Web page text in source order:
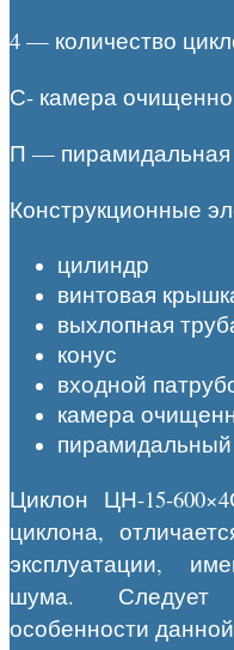
4 — количество
С- камера
П —
Конструкционные
цилиндр
винтовая
выхлопная
конус
входной
камера
пирамидальный
Циклон ЦН-15-
циклона,
эксплуатации,
шума. Следует
особенности